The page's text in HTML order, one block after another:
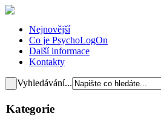
Nejnovější
Co je PsychoLogOn
Další informace
Kontakty
Vyhledávání...
Kategorie